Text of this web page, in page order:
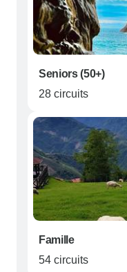
Seniors (50+)
28 circuits
Famille
54 circuits